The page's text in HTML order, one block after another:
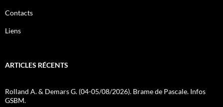
Contacts
Liens
ARTICLES RÉCENTS
Rolland A. & Demars G. (04-05/08/2026). Brame de Pascale. Infos
GSBM.